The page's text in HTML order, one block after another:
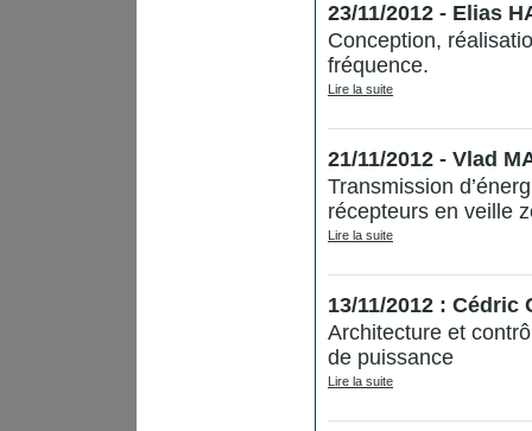
23/11/2012 - Elias
Conception,
fréquence.
Lire la suite
21/11/2012 - Vlad
Transmission
récepteurs en veille
Lire la suite
13/11/2012 : Cédric
Architecture et
de puissance
Lire la suite